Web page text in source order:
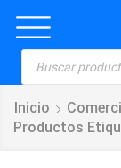
Inicio
Productos